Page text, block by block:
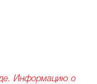
Информацию о